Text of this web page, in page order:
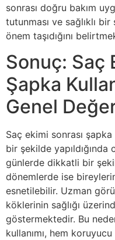
sonrası doğru bakım
tutunması ve sağlıklı
önem taşıdığını
Sonuç: Saç
Şapka
Genel
Saç ekimi sonrası
bir şekilde
günlerde dikkatli bir
dönemlerde ise
esnetilebilir. Uzman
köklerinin sağlığı
göstermektedir. Bu
kullanımı, hem